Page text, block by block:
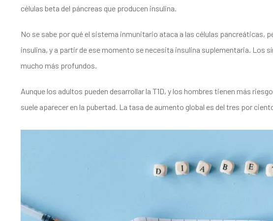
células beta del páncreas que producen insulina.
No se sabe por qué el sistema inmunitario ataca a las células pancreáticas,
insulina, y a partir de ese momento se necesita insulina suplementaria. Los
mucho más profundos.
Aunque los adultos pueden desarrollar la T1D, y los hombres tienen más
suele aparecer en la pubertad. La tasa de aumento global es del tres por